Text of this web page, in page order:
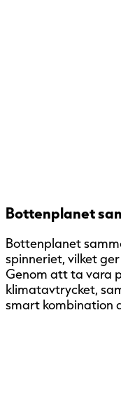
Bottenplanet
Bottenplanet
spinneriet, vilket
Genom att ta vara
klimatavtrycket,
smart kombination